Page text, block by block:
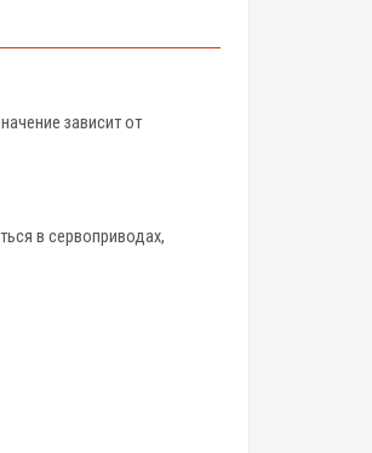
зависит от
в сервоприводах,